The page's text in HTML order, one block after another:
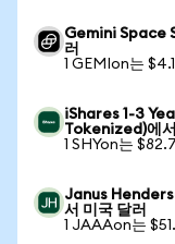
Gemini Space
러
1 GEMIon는
iShares 1-3
Tokenized)에
1 SHYon는
Janus
서 미국 달러
1 JAAAon는